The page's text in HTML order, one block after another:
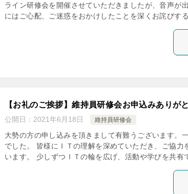
ライン研修会を開催させていただきましたが、音声が
にはご心配、ご迷惑をおかけしたことを深くお詫びす
【お礼のご挨拶】維持員研修会お申込みありが
公開日： 2021年6月18日 維持員研修会
大勢の方の申し込みを頂きまして有難うございます。
でした。 皆様にＩＴの理解を深めていただき、ご協力
います。 少しずつＩＴの輪を広げ、活動や学びを共